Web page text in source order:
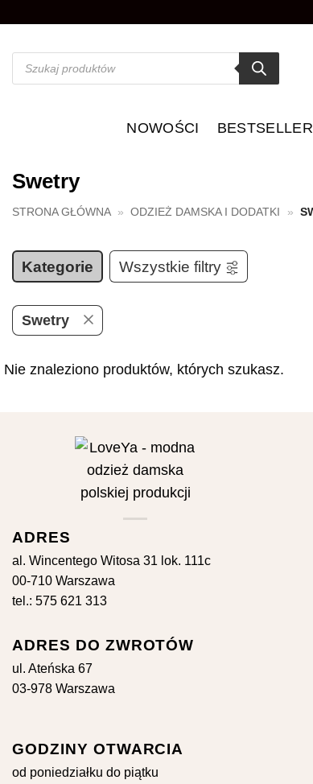
zawartości
Wyszukiwarka
produktów
NOWOŚCI
Swetry
STRONA GŁÓWNA » ODZIEŻ DAMSKA I DODATKI »
Kategorie Wszystkie filtry
Swetry
Nie znaleziono produktów, których szukasz.
ADRES
al. Wincentego Witosa 31 lok. 111c
00-710 Warszawa
tel.: 575 621 313
ADRES DO ZWROTÓW
ul. Ateńska 67
03-978 Warszawa
GODZINY OTWARCIA
od poniedziałku do piątku